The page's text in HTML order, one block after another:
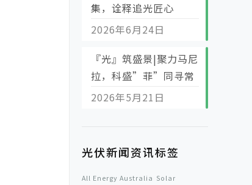
集，诠释追光匠心
2026年6月24日
『光』筑盛景|聚力马尼
拉，科盛”菲”同寻常
2026年5月21日
光伏新闻资讯标签
All Energy Australia Solar